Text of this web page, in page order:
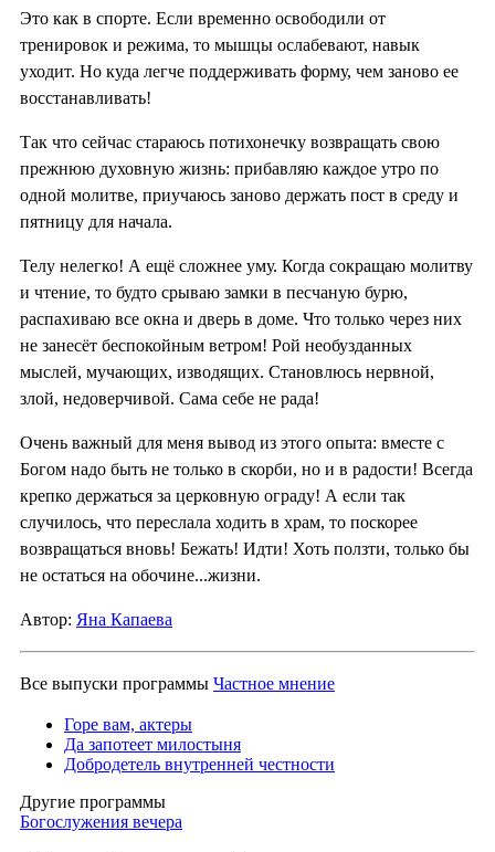
Это как в спорте. Если временно освободили от
тренировок и режима, то мышцы ослабевают, навык
уходит. Но куда легче поддерживать форму, чем заново ее
восстанавливать!
Так что сейчас стараюсь потихонечку возвращать свою
прежнюю духовную жизнь: прибавляю каждое утро по
одной молитве, приучаюсь заново держать пост в среду и
пятницу для начала.
Телу нелегко! А ещё сложнее уму. Когда сокращаю молитву
и чтение, то будто срываю замки в песчаную бурю,
распахиваю все окна и дверь в доме. Что только через них
не занесёт беспокойным ветром! Рой необузданных
мыслей, мучающих, изводящих. Становлюсь нервной,
злой, недоверчивой. Сама себе не рада!
Очень важный для меня вывод из этого опыта: вместе с
Богом надо быть не только в скорби, но и в радости! Всегда
крепко держаться за церковную ограду! А если так
случилось, что переслала ходить в храм, то поскорее
возвращаться вновь! Бежать! Идти! Хоть ползти, только бы
не остаться на обочине...жизни.
Автор: Яна Капаева
Все выпуски программы Частное мнение
Горе вам, актеры
Да запотеет милостыня
Добродетель внутренней честности
Другие программы
Богослужения вечера